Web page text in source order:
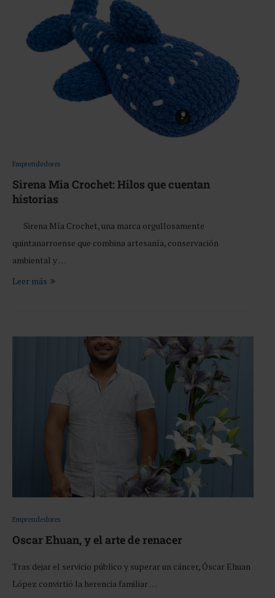
Emprendedores
Sirena Mia Crochet: Hilos que cuentan
historias
Sirena Mía Crochet, una marca orgullosamente
quintanarroense que combina artesanía, conservación
ambiental y …
Leer más
Emprendedores
Oscar Ehuan, y el arte de renacer
Tras dejar el servicio público y superar un cáncer, Óscar Ehuan
López convirtió la herencia familiar …